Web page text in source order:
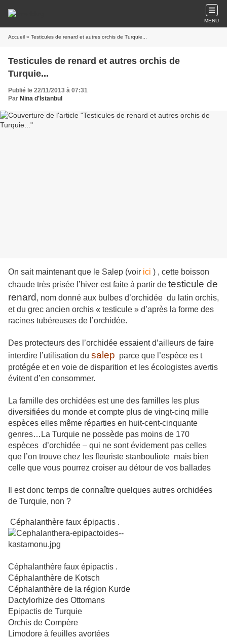
MENU
Accueil » Testicules de renard et autres orchis de Turquie...
Testicules de renard et autres orchis de
Turquie...
Publié le 22/11/2013 à 07:31
Par Nina d'İstanbul
On sait maintenant que le Salep (voir ici ) , cette boisson
chaude très prisée l’hiver est faite à partir de testicule de
renard , nom donné aux bulbes d’orchidée du latin orchis,
et du grec ancien orchis « testicule » d’après la forme des
racines tubéreuses de l’orchidée.
Des protecteurs des l’orchidée essaient d’ailleurs de faire
interdire l’utilisation du salep parce que l’espèce es t
protégée et en voie de disparition et les écologistes avertis
évitent d’en consommer.
La famille des orchidées est une des familles les plus
diversifiées du monde et compte plus de vingt-cinq mille
espèces elles même réparties en huit-cent-cinquante
genres…La Turquie ne possède pas moins de 170
espèces d’orchidée – qui ne sont évidement pas celles
que l’on trouve chez les fleuriste stanbouliote mais bien
celle que vous pourrez croiser au détour de vos ballades
Il est donc temps de connaître quelques autres orchidées
de Turquie, non ?
Céphalanthère faux épipactis .
Céphalanthère faux épipactis .
Céphalanthère de Kotsch
Céphalanthère de la région Kurde
Dactylorhize des Ottomans
Epipactis de Turquie
Orchis de Compère
Limodore à feuilles avortées